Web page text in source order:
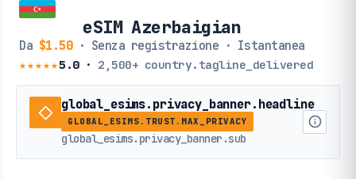
eSIM Azerbaigian
Da $1.50· Senza registrazione · Istantanea
★★★★★5.0· 2,500+ country.tagline_delivered
global_esims.privacy_banner.headline
GLOBAL_ESIMS.TRUST.MAX_PRIVACY
global_esims.privacy_banner.sub